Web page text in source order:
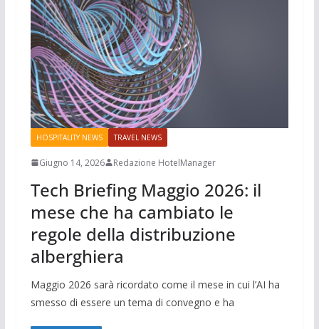
HOSPITALITY NEWS TRAVEL NEWS
Giugno 14, 2026 Redazione HotelManager
Tech Briefing Maggio 2026: il
mese che ha cambiato le
regole della distribuzione
alberghiera
Maggio 2026 sarà ricordato come il mese in cui l’AI ha
smesso di essere un tema di convegno e ha